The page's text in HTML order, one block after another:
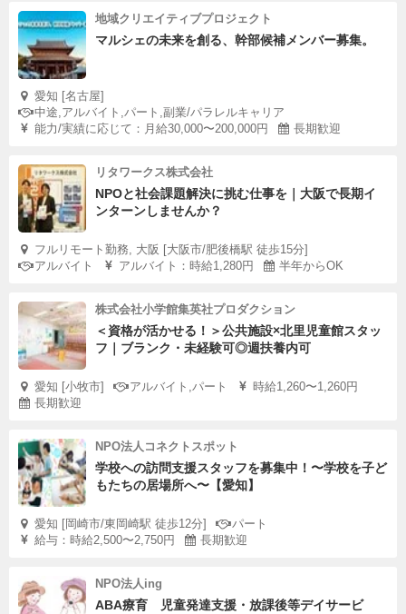
地域クリエイティブプロジェクト
マルシェの未来を創る、幹部候補メンバー募集。
愛知 [名古屋]
中途,アルバイト,パート,副業/パラレルキャリア
能力/実績に応じて：月給30,000〜200,000円
長期歓迎
リタワークス株式会社
NPOと社会課題解決に挑む仕事を｜大阪で長期イ
ンターンしませんか？
フルリモート勤務, 大阪 [大阪市/肥後橋駅 徒歩15分]
アルバイト
アルバイト：時給1,280円 半年からOK
株式会社小学館集英社プロダクション
＜資格が活かせる！＞公共施設×北里児童館スタッ
フ｜ブランク・未経験可◎週扶養内可
愛知 [小牧市] アルバイト,パート
時給1,260〜1,260円
長期歓迎
NPO法人コネクトスポット
学校への訪問支援スタッフを募集中！〜学校を子ど
もたちの居場所へ〜【愛知】
愛知 [岡崎市/東岡崎駅 徒歩12分]
パート
給与：時給2,500〜2,750円
長期歓迎
NPO法人ing
ABA療育 児童発達支援・放課後等デイサービ